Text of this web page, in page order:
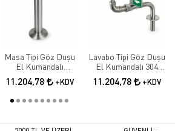
Masa Tipi Göz Duşu
El Kumandalı
Paslanmaz Çelik Göz
Yıkama İstasyonu
11.204,78 +KDV
Lavabo Tipi Göz Duşu
El Kumandalı 304
Paslanmaz Çelik Göz
Yıkama Sistemi
11.204,78 +KDV